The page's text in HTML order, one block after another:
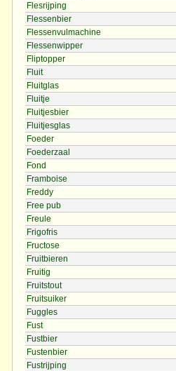
Flesrijping
Flessenbier
Flessenvulmachine
Flessenwipper
Fliptopper
Fluit
Fluitglas
Fluitje
Fluitjesbier
Fluitjesglas
Foeder
Foederzaal
Fond
Framboise
Freddy
Free pub
Freule
Frigofris
Fructose
Fruitbieren
Fruitig
Fruitstout
Fruitsuiker
Fuggles
Fust
Fustbier
Fustenbier
Fustrijping